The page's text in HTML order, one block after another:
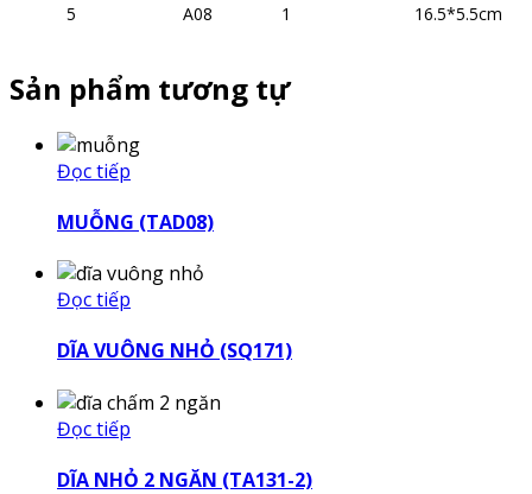
5 A08 1 16.5*5.5cm
Sản phẩm tương tự
Đọc tiếp
MUỖNG (TAD08)
Đọc tiếp
DĨA VUÔNG NHỎ (SQ171)
Đọc tiếp
DĨA NHỎ 2 NGĂN (TA131-2)